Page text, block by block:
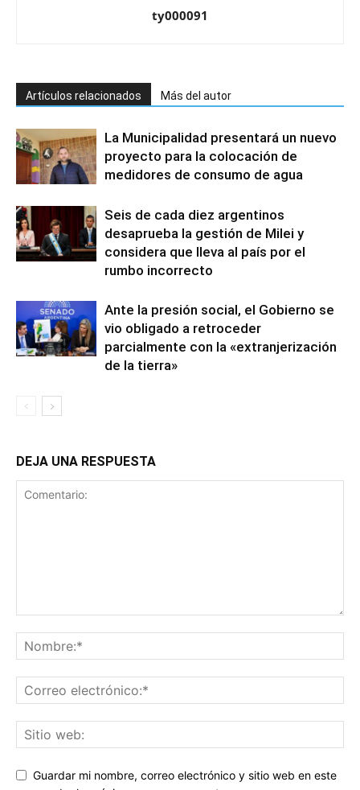
ty000091
Artículos relacionados Más del autor
La Municipalidad presentará un nuevo
proyecto para la colocación de
medidores de consumo de agua
Seis de cada diez argentinos
desaprueba la gestión de Milei y
considera que lleva al país por el
rumbo incorrecto
Ante la presión social, el Gobierno se
vio obligado a retroceder
parcialmente con la «extranjerización
de la tierra»
DEJA UNA RESPUESTA
Guardar mi nombre, correo electrónico y sitio web en este